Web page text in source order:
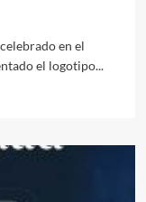
en el
el logotipo...